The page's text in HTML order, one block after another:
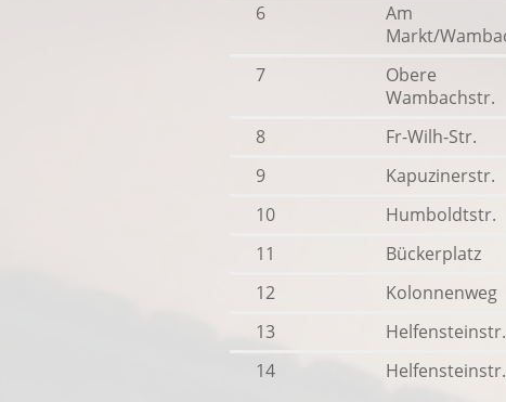
6
Am
Markt/
7
Obere
Wambachstr.
8 Fr-Wilh-Str.
9
Kapuzinerstr.
10
Humboldtstr.
11
Bückerplatz
12
Kolonnenweg
13
Helfensteinstr.
14
Helfensteinstr.